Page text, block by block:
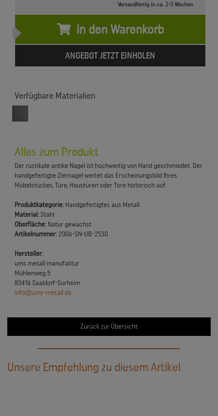
Versandfertig in ca. 2-3 Wochen
In den Warenkorb
ANGEBOT JETZT EINHOLEN
Verfügbare Materialien
Alles zum Produkt
Der rustikale antike Nagel ist hochwertig von Hand geschmiedet. Der
handgefertigte Ziernagel wertet das Erscheinungsbild Ihres
Möbelstückes, Türe, Haustüren oder Tore historisch auf.
Produktkategorie: Handgefertigtes aus Metall
Material: Stahl
Oberfläche: Natur gewachst
Artikelnummer: 2006-SN-UB-2530
Hersteller:
ums metall manufaktur
Mühlenweg 5
83416 Saaldorf-Surheim
info@ums-metall.de
Zurück zur Übersicht
Unsere Empfehlung zu diesem Artikel